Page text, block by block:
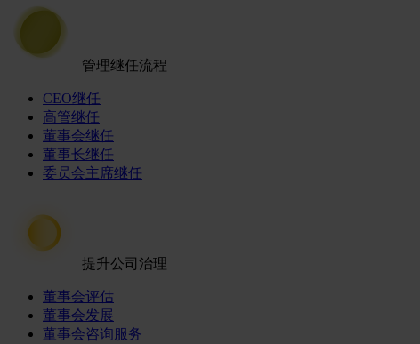
管理继任流程
CEO继任
高管继任
董事会继任
董事长继任
委员会主席继任
提升公司治理
董事会评估
董事会发展
董事会咨询服务